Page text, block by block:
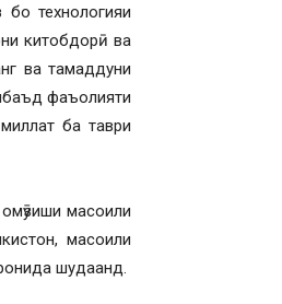
технологияи
китобдорӣ ва
ва тамаддуни
фаъолияти
ба таври
масоили
масоили
шудаанд.